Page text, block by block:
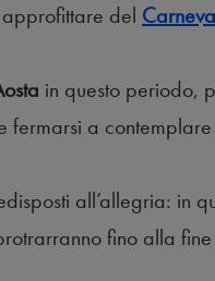
del
in questo periodo,
a
all’allegria: in
fino alla fine